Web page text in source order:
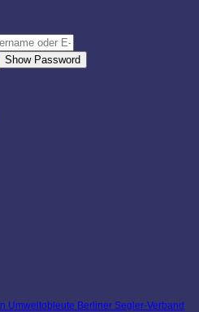
Show Password
Umweltobleute Berliner Segler-Verband